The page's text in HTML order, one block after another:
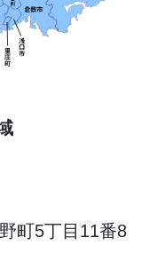
町5丁目11番8